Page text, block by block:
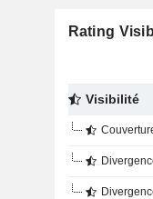
Rating
Visibilité
Divergence